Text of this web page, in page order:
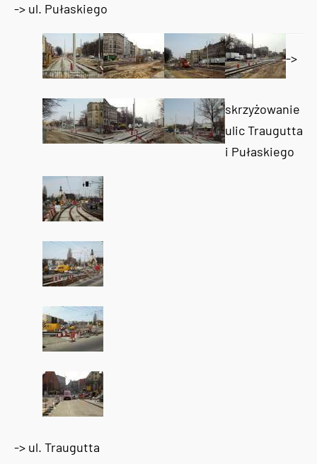
-> ul. Pułaskiego
->
skrzyżowanie
ulic Traugutta
i Pułaskiego
-> ul. Traugutta